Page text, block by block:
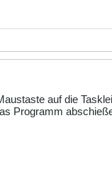
auf die
Programm